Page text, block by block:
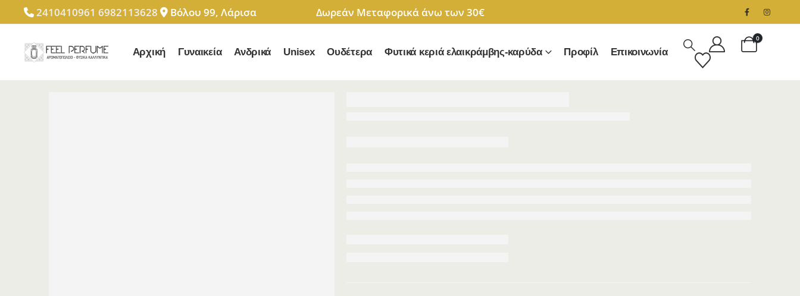
24104109616982113628 Βόλου 99, Λάρισα Δωρεάν Μεταφορικά άνω των 30€
Αρχική Γυναικεία Ανδρικά Unisex Ουδέτερα Φυτικά κεριά ελαικράμβης-καρύδα Προφίλ Επικοινωνία
0